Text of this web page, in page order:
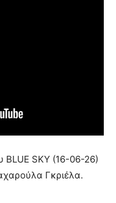
BLUE SKY (16-06-26)
Γκριέλα.